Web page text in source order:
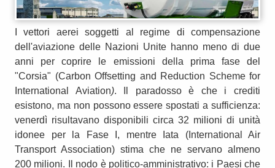
I vettori aerei soggetti al regime di compensazione
dell'aviazione delle Nazioni Unite hanno meno di due
anni per coprire le emissioni della prima fase del
"Corsia" (Carbon Offsetting and Reduction Scheme for
International Aviation). Il paradosso è che i crediti
esistono, ma non possono essere spostati a sufficienza:
venerdì risultavano disponibili circa 32 milioni di unità
idonee per la Fase I, mentre Iata (International Air
Transport Association) stima che ne servano almeno
200 milioni. Il nodo è politico-amministrativo: i Paesi che